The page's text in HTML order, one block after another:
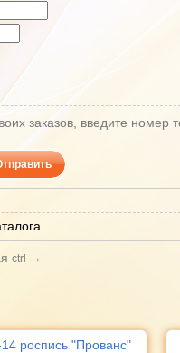
заказов, введите
ctrl
→
роспись "Прованс"